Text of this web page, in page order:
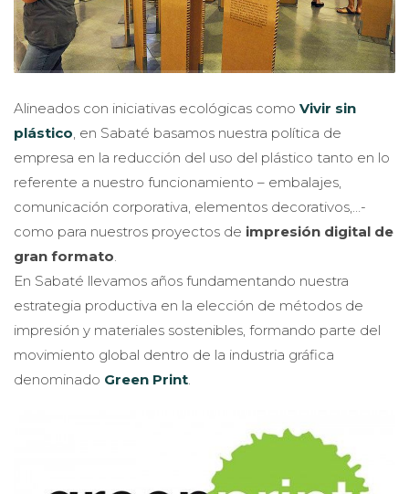
Alineados con iniciativas ecológicas como Vivir sin
plástico , en Sabaté basamos nuestra política de
empresa en la reducción del uso del plástico tanto en lo
referente a nuestro funcionamiento – embalajes,
comunicación corporativa, elementos decorativos,…-
como para nuestros proyectos de impresión digital de
gran formato
En Sabaté llevamos años fundamentando nuestra
estrategia productiva en la elección de métodos de
impresión y materiales sostenibles, formando parte del
movimiento global dentro de la industria gráfica
denominado Green Print